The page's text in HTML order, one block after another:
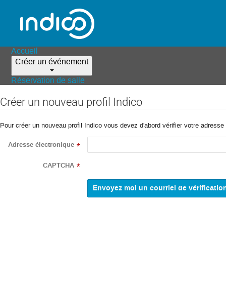
Accueil
Créer un événement
Réservation de salle
Créer un nouveau profil Indico
Pour créer un nouveau profil Indico vous devez d'abord vérifier votre
Adresse électronique *
CAPTCHA *